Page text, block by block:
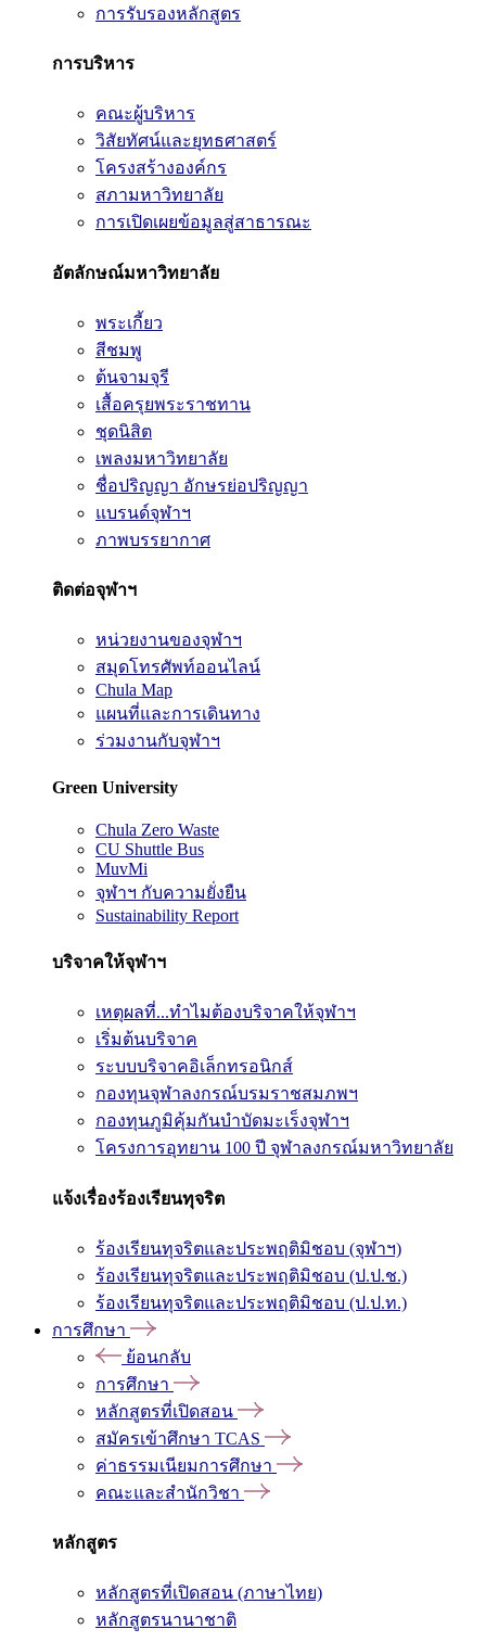
การรับรองหลักสูตร
การบริหาร
คณะผู้บริหาร
วิสัยทัศน์และยุทธศาสตร์
โครงสร้างองค์กร
สภามหาวิทยาลัย
การเปิดเผยข้อมูลสู่สาธารณะ
อัตลักษณ์มหาวิทยาลัย
พระเกี้ยว
สีชมพู
ต้นจามจุรี
เสื้อครุยพระราชทาน
ชุดนิสิต
เพลงมหาวิทยาลัย
ชื่อปริญญา อักษรย่อปริญญา
แบรนด์จุฬาฯ
ภาพบรรยากาศ
ติดต่อจุฬาฯ
หน่วยงานของจุฬาฯ
สมุดโทรศัพท์ออนไลน์
Chula Map
แผนที่และการเดินทาง
ร่วมงานกับจุฬาฯ
Green University
Chula Zero Waste
CU Shuttle Bus
MuvMi
จุฬาฯ กับความยั่งยืน
Sustainability Report
บริจาคให้จุฬาฯ
เหตุผลที่...ทำไมต้องบริจาคให้จุฬาฯ
เริ่มต้นบริจาค
ระบบบริจาคอิเล็กทรอนิกส์
กองทุนจุฬาลงกรณ์บรมราชสมภพฯ
กองทุนภูมิคุ้มกันบำบัดมะเร็งจุฬาฯ
โครงการอุทยาน 100 ปี จุฬาลงกรณ์มหาวิทยาลัย
แจ้งเรื่องร้องเรียนทุจริต
ร้องเรียนทุจริตและประพฤติมิชอบ (จุฬาฯ)
ร้องเรียนทุจริตและประพฤติมิชอบ (ป.ป.ช.)
ร้องเรียนทุจริตและประพฤติมิชอบ (ป.ป.ท.)
การศึกษา
ย้อนกลับ
การศึกษา
หลักสูตรที่เปิดสอน
สมัครเข้าศึกษา TCAS
ค่าธรรมเนียมการศึกษา
คณะและสำนักวิชา
หลักสูตร
หลักสูตรที่เปิดสอน (ภาษาไทย)
หลักสูตรนานาชาติ